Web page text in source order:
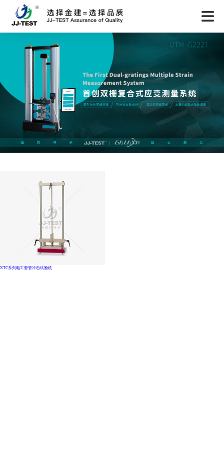
XTC系列电工套管冲击试验机